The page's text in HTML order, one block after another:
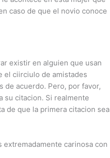
caso de que el novio conoce
existir en alguien que usan
el ci­irciulo de amistades
de acuerdo. Pero, por favor,
su citacion. Si realmente
de que la primera citacion sea
carinosa con